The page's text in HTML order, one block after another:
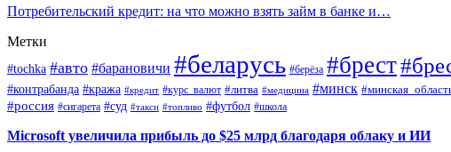
Потребительский кредит: на что можно взять займ в банке и…
Метки
#tochka #авто #барановичи #беларусь #берёза #брест
#контрабанда #кража #кредит #курс_валют #литва #медицина #минск
#россия #сигарета #суд #такси #топливо #футбол #школа
Microsoft увеличила прибыль до $25 млрд благодаря облаку и ИИ